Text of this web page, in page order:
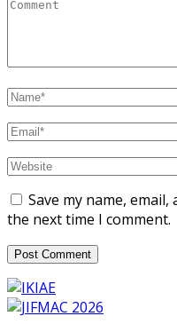
Save my name,
the next time I comment.